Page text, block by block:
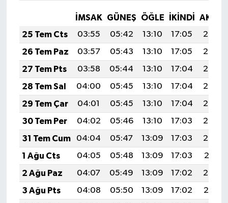
İMSAK GÜNEŞ ÖĞLE İKINDI
25 Tem Cts
03:55 05:42 13:10 17:05
20:27
26 Tem Paz
03:57 05:43 13:10 17:05
20:27
27 Tem Pts
03:58 05:44 13:10 17:04
20:26
28 Tem Sal
04:00 05:45 13:10 17:04
20:25
29 Tem Çar
04:01 05:45 13:10 17:04
20:24
30 Tem Per
04:02 05:46 13:10 17:03
20:23
31 Tem Cum
04:04 05:47 13:09 17:03
20:22
1 Ağu Cts
04:05 05:48 13:09 17:03
20:21
2 Ağu Paz
04:07 05:49 13:09 17:02
20:20
3 Ağu Pts
04:08 05:50 13:09 17:02
20:19